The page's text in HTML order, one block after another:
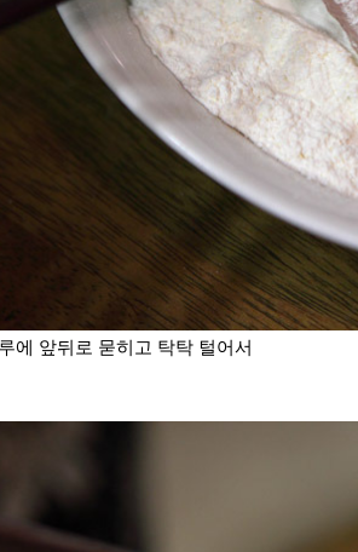
에 앞뒤로 묻히고 탁탁 털어서